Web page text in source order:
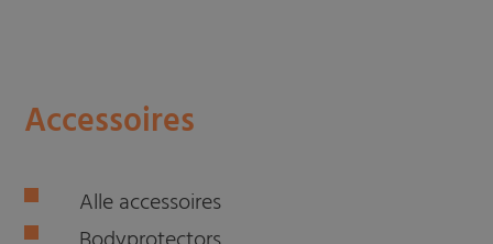
Accessoires
Alle accessoires